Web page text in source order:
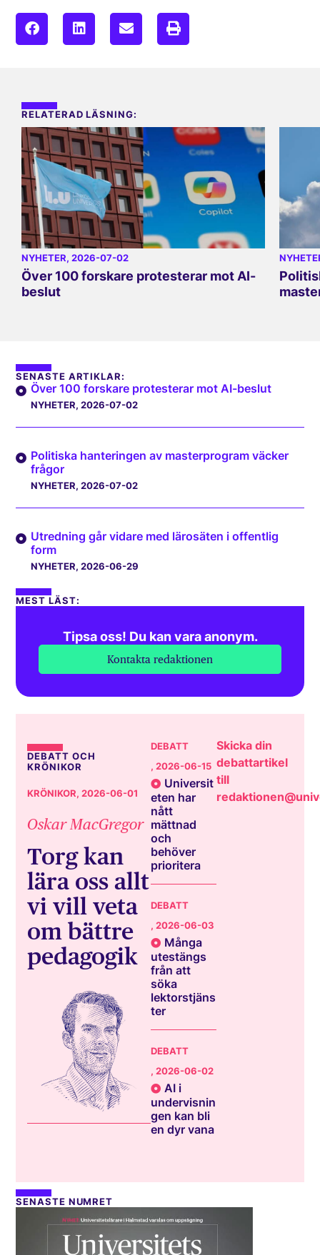
RELATERAD LÄSNING:
NYHETER, 2026-07-02
Över 100 forskare protesterar mot AI-
beslut
SENASTE ARTIKLAR:
Över 100 forskare protesterar mot AI-beslut
NYHETER, 2026-07-02
Politiska hanteringen av masterprogram väcker
frågor
NYHETER, 2026-07-02
Utredning går vidare med lärosäten i offentlig
form
NYHETER, 2026-06-29
MEST LÄST:
Tipsa oss! Du kan vara anonym.
Kontakta redaktionen
DEBATT OCH
KRÖNIKOR
KRÖNIKOR, 2026-06-01
Oskar MacGregor
Torg kan
lära oss allt
vi vill veta
om bättre
pedagogik
DEBATT
, 2026-06-15
Universit
eten har
nått
mättnad
och
behöver
prioritera
DEBATT
, 2026-06-03
Många
utestängs
från att
söka
lektorstjäns
ter
DEBATT
, 2026-06-02
AI i
undervisnin
gen kan bli
en dyr vana
Skicka din
debattartikel
till
SENASTE NUMRET